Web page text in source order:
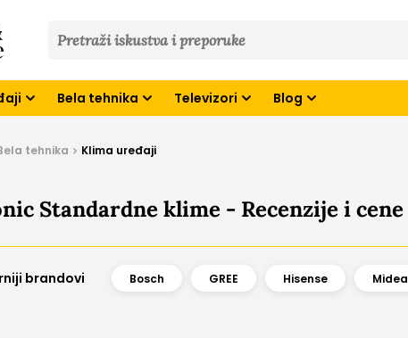
&
Bela tehnika Televizori Blog
tehnika Klima uređaji
Standardne klime - Recenzije i cene
brandovi Bosch GREE Hisense Midea